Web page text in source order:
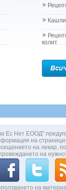
колит
Ес Нет ЕООД"
на
на лекар,
на
на